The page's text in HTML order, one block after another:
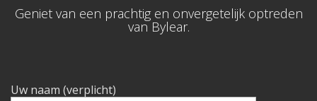
Geniet van een prachtig en onvergetelijk optreden
van Bylear.
Uw naam (verplicht)